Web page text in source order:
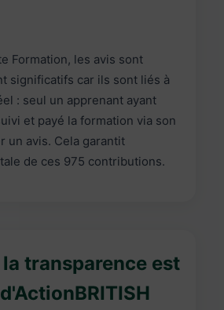
Formation, les avis sont
significatifs car ils sont liés à
: seul un apprenant ayant
et payé la formation via son
un avis. Cela garantit
de ces 975 contributions.
transparence est